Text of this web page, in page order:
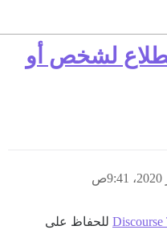
لشخص أو
Discourse للحفاظ على